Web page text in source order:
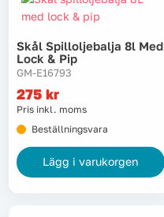
Skål Spilloljebalja 8l Med
Lock & Pip
GM-E16793
275 kr
Pris inkl. moms
Beställningsvara
Lägg i varukorgen